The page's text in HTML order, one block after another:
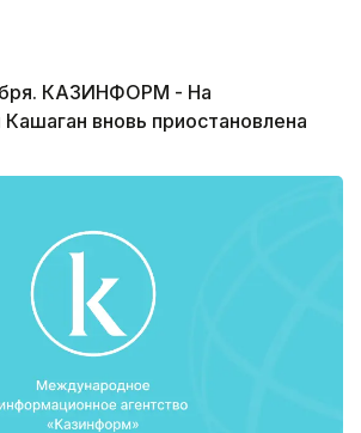
КАЗИНФОРМ - На
вновь приостановлена